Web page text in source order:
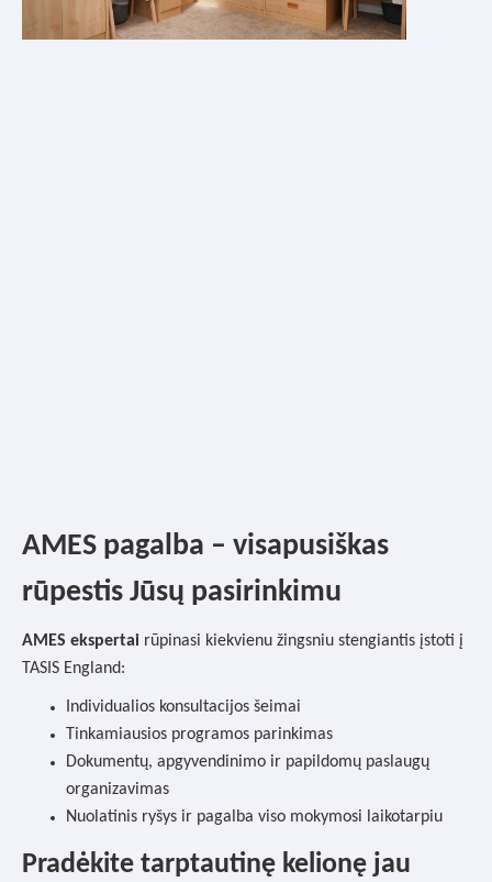
AMES pagalba – visapusiškas
rūpestis Jūsų pasirinkimu
AMES ekspertai rūpinasi kiekvienu žingsniu stengiantis įstoti į
TASIS England:
Individualios konsultacijos šeimai
Tinkamiausios programos parinkimas
Dokumentų, apgyvendinimo ir papildomų paslaugų
organizavimas
Nuolatinis ryšys ir pagalba viso mokymosi laikotarpiu
Pradėkite tarptautinę kelionę jau